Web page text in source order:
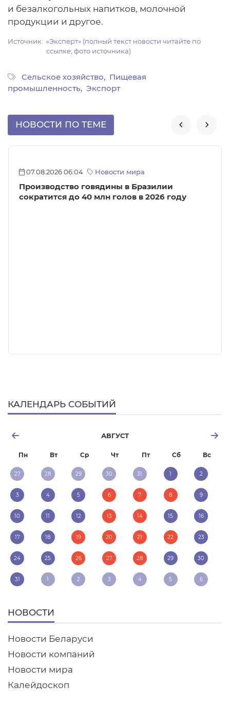
и безалкогольных напитков, молочной
продукции и другое.
Источник
«Эксперт» (полный текст новости читайте по
ссылке; фото источника)
Сельское хозяйство
Пищевая
промышленность
Экспорт
НОВОСТИ ПО ТЕМЕ  
07.08.2026 06:04 Новости мира
Производство говядины в Бразилии
сократится до 40 млн голов в 2026 году
КАЛЕНДАРЬ СОБЫТИЙ
АВГУСТ
Пн Вт Ср Чт Пт Сб Вс
27 28 29 30 31 1 2
3 4 5 6 7 8 9
10 11 12 13 14 15 16
17 18 19 20 21 22 23
24 25 26 27 28 29 30
31 1 2 3 4 5 6
НОВОСТИ
Новости Беларуси
Новости компаний
Новости мира
Калейдоскоп